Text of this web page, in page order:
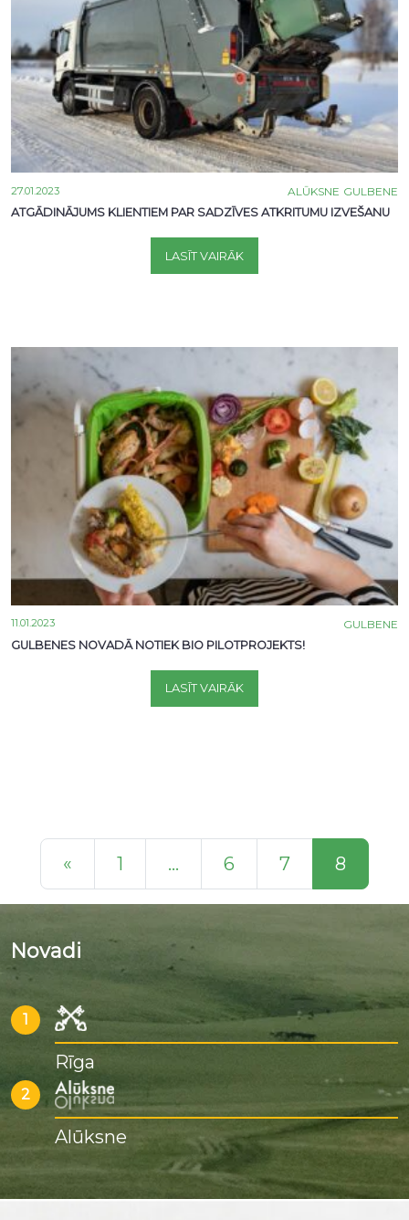
27.01.2023 ALŪKSNE GULBENE
ATGĀDINĀJUMS KLIENTIEM PAR SADZĪVES ATKRITUMU IZVEŠANU
LASĪT VAIRĀK
11.01.2023
GULBENE
GULBENES NOVADĀ NOTIEK BIO PILOTPROJEKTS!
LASĪT VAIRĀK
Posts navigation
« 1 … 6 7 8
Novadi
1
Rīga
2
Alūksne